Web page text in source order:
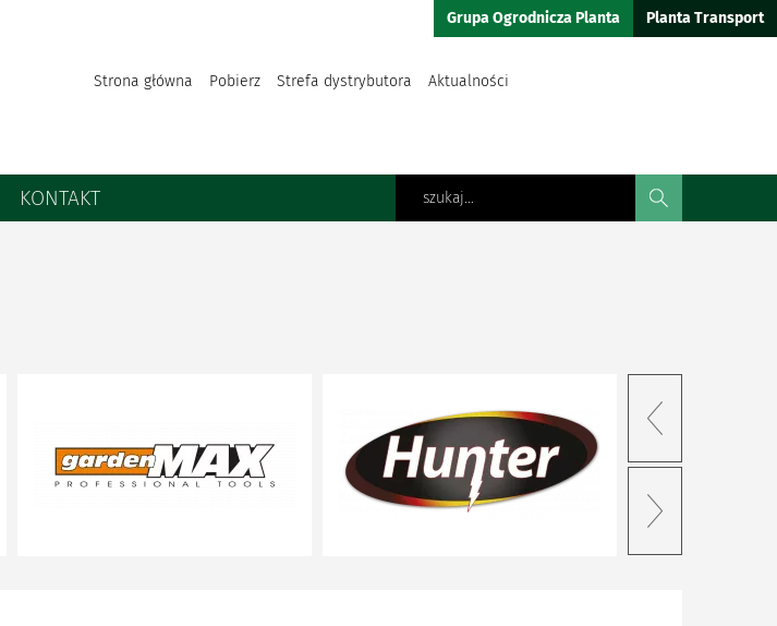
Strona główna Pobierz Strefa dystrybutora Aktualności
Grupa Ogrodnicza Planta Planta Transport
KONTAKTSzukaj